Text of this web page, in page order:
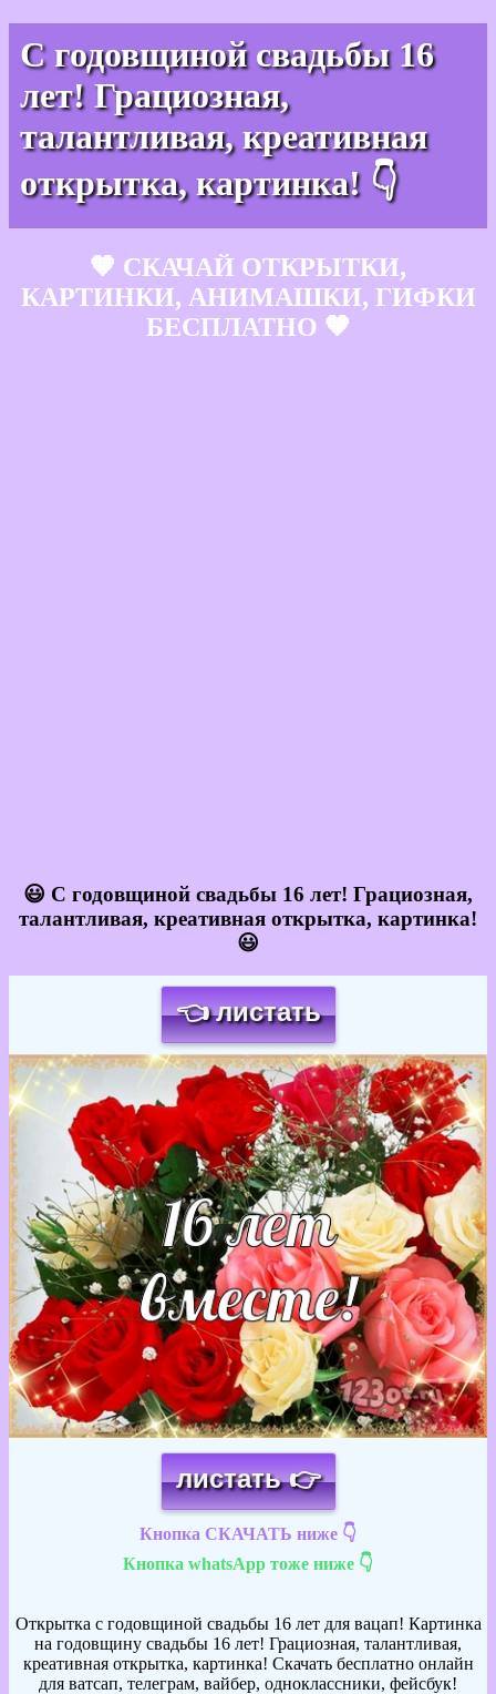
С годовщиной свадьбы 16
лет! Грациозная,
талантливая, креативная
открытка, картинка! 👇
🧡 СКАЧАЙ ОТКРЫТКИ,
КАРТИНКИ, АНИМАШКИ, ГИФКИ
БЕСПЛАТНО 🧡
😃 С годовщиной свадьбы 16 лет! Грациозная,
талантливая, креативная открытка, картинка!
😃
👈 листать
Загрузка картинки...
листать 👉
Кнопка СКАЧАТЬ ниже 👇
Кнопка whatsApp тоже ниже 👇
Открытка с годовщиной свадьбы 16 лет для вацап! Картинка
на годовщину свадьбы 16 лет! Грациозная, талантливая,
креативная открытка, картинка! Скачать бесплатно онлайн
для ватсап, телеграм, вайбер, одноклассники, фейсбук!